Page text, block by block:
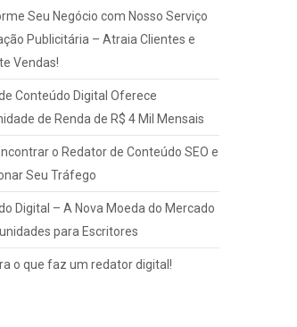
Seu Negócio com Nosso Serviço
Publicitária – Atraia Clientes e
Vendas!
Conteúdo Digital Oferece
de Renda de R$ 4 Mil Mensais
o Redator de Conteúdo SEO e
Seu Tráfego
Digital – A Nova Moeda do Mercado
para Escritores
o que faz um redator digital!